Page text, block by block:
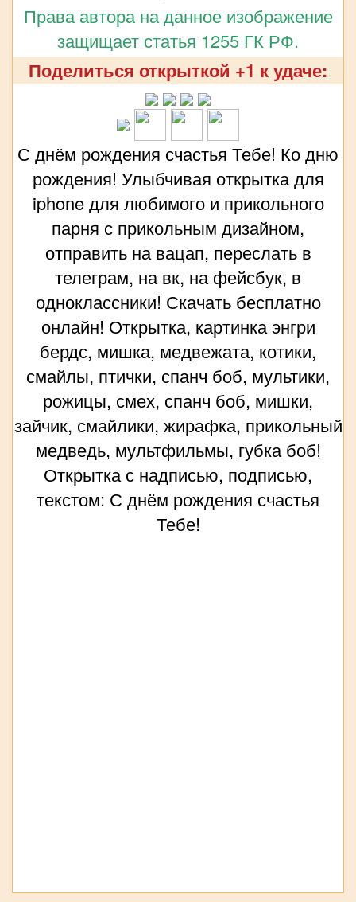
Права автора на данное изображение
защищает статья 1255 ГК РФ.
Поделиться открыткой +1 к удаче:
С днём рождения счастья Тебе! Ко дню
рождения! Улыбчивая открытка для
iphone для любимого и прикольного
парня с прикольным дизайном,
отправить на вацап, переслать в
телеграм, на вк, на фейсбук, в
одноклассники! Скачать бесплатно
онлайн! Открытка, картинка энгри
бердс, мишка, медвежата, котики,
смайлы, птички, спанч боб, мультики,
рожицы, смех, спанч боб, мишки,
зайчик, смайлики, жирафка, прикольный
медведь, мультфильмы, губка боб!
Открытка с надписью, подписью,
текстом: С днём рождения счастья
Тебе!